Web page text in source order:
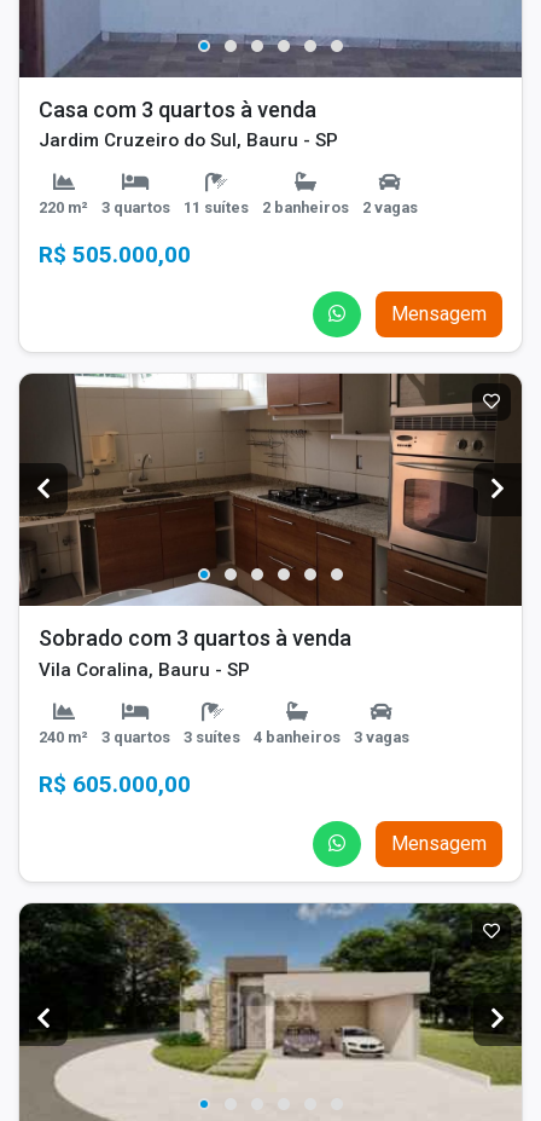
Casa com 3 quartos à venda
Jardim Cruzeiro do Sul, Bauru - SP
220 m² 3 quartos 11 suítes 2 banheiros 2 vagas
R$ 505.000,00
Mensagem
Sobrado com 3 quartos à venda
Vila Coralina, Bauru - SP
240 m² 3 quartos 3 suítes 4 banheiros 3 vagas
R$ 605.000,00
Mensagem